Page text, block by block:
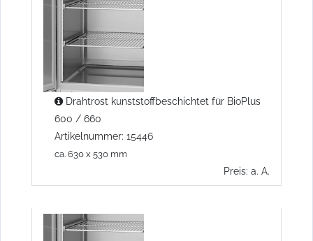
Drahtrost kunststoffbeschichtet für BioPlus
600 / 660
Artikelnummer: 15446
ca. 630 x 530 mm
Preis: a. A.